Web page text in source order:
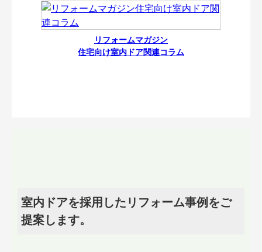
リフォームマガジン
住宅向け室内ドア関連コラム
室内ドアを採用したリフォーム事例をご
提案します。